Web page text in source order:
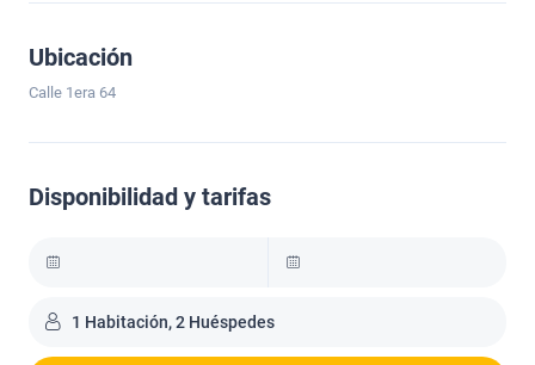
Ubicación
Calle 1era 64
Disponibilidad y tarifas
1 Habitación, 2 Huéspedes